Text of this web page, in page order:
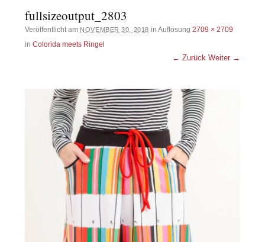
fullsizeoutput_2803
Veröffentlicht am NOVEMBER 30, 2018 in Auflösung 2709 × 2709
inColorida meets Ringel
← Zurück Weiter →